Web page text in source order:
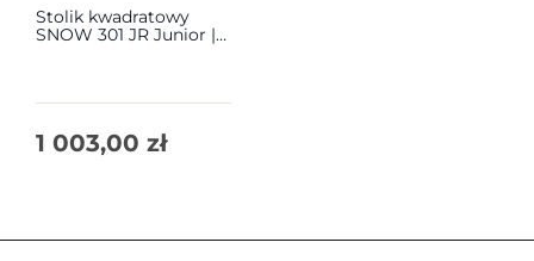
Stolik kwadratowy
SNOW 301 JR Junior |
1 003,00 zł